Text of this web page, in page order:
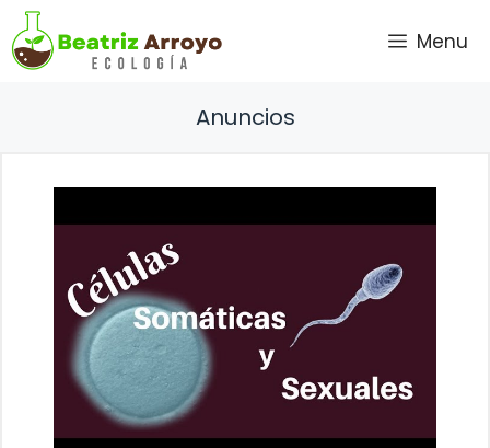
Saltar
al
contenido
Menu
Anuncios